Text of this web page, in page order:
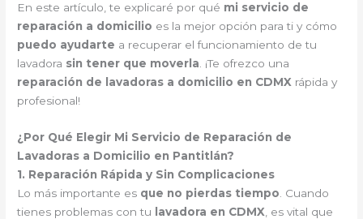
En este artículo, te explicaré por qué mi servicio de
reparación a domicilio es la mejor opción para ti y cómo
puedo ayudarte a recuperar el funcionamiento de tu
lavadora sin tener que moverla . ¡Te ofrezco una
reparación de lavadoras a domicilio en CDMX rápida y
profesional!
¿Por Qué Elegir Mi Servicio de Reparación de
Lavadoras a Domicilio en Pantitlán?
1. Reparación Rápida y Sin Complicaciones
Lo más importante es que no pierdas tiempo . Cuando
tienes problemas con tu
lavadora en CDMX , es vital que